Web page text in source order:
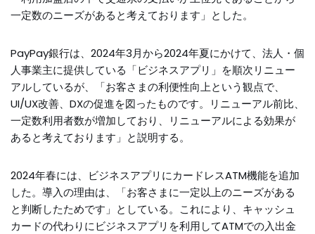
一定数のニーズがあると考えております」とした。
PayPay銀行は、2024年3月から2024年夏にかけて、法人・個
人事業主に提供している「ビジネスアプリ」を順次リニュー
アルしているが、「お客さまの利便性向上という観点で、
UI/UX改善、DXの促進を図ったものです。リニューアル前比、
一定数利用者数が増加しており、リニューアルによる効果が
あると考えております」と説明する。
2024年春には、ビジネスアプリにカードレスATM機能を追加
した。導入の理由は、「お客さまに一定以上のニーズがある
と判断したためです」としている。これにより、キャッシュ
カードの代わりにビジネスアプリを利用してATMでの入出金